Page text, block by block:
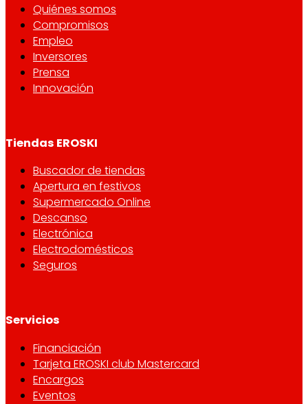
Quiénes somos
Compromisos
Empleo
Inversores
Prensa
Innovación
Tiendas EROSKI
Buscador de tiendas
Apertura en festivos
Supermercado Online
Descanso
Electrónica
Electrodomésticos
Seguros
Servicios
Financiación
Tarjeta EROSKI club Mastercard
Encargos
Eventos